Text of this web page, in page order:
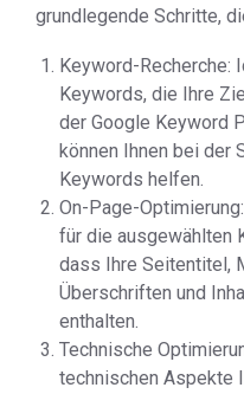
grundlegende Schritte,
Keyword-Recherche:
Keywords, die Ihre
der Google Keyword
können Ihnen bei der
Keywords helfen.
On-Page-
für die ausgewählten
dass Ihre Seitentitel,
Überschriften und
enthalten.
Technische
technischen Aspekte